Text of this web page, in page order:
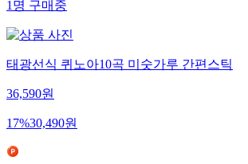
1명구매중
태광선식 퀴노아10곡 미숫가루 간편스틱
36,590원
17%30,490원